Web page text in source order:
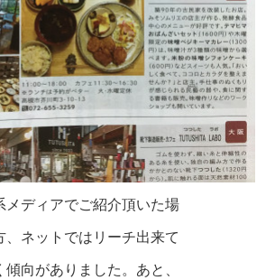
メディアでご紹介頂いた場
ネットではリーチ出来て
向がありました。あと、